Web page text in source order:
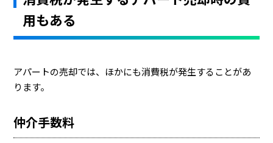
用もある
アパートの売却では、ほかにも消費税が発生することがあ
ります。
仲介手数料